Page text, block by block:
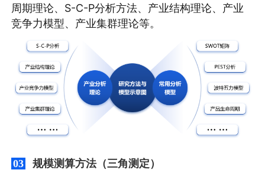
周期理论、S-C-P分析方法、产业结构理论、产业
竞争力模型、产业集群理论等。
03 规模测算方法（三角测定）